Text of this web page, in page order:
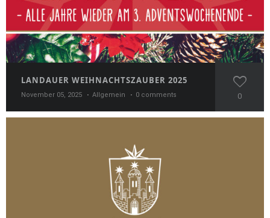
LANDAUER WEIHNACHTSZAUBER 2025
November 05, 2025 Allgemein 0 comments 0